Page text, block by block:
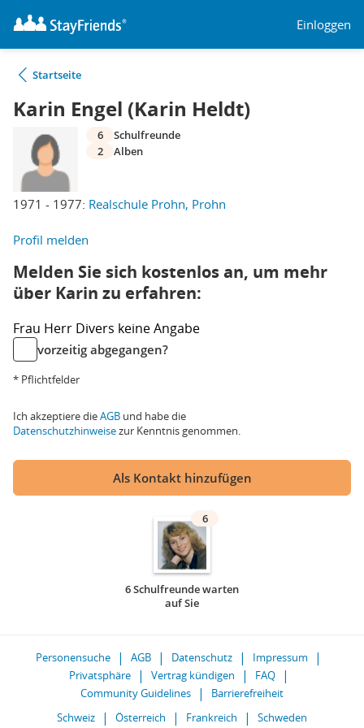
Einloggen
Startseite
Karin Engel (Karin Heldt)
1971 - 1977: Realschule Prohn, Prohn
6
Schulfreunde
2
Alben
Profil melden
Melden Sie sich kostenlos an, um mehr
über Karin zu erfahren:
Frau Herr Divers keine Angabe
vorzeitig abgegangen?
* Pflichtfelder
Ich akzeptiere dieAGB und habe die
Datenschutzhinweisezur Kenntnis genommen.
Als Kontakt hinzufügen
6
6 Schulfreunde warten
auf Sie
Personensuche AGB Datenschutz
Impressum
Privatsphäre
Vertrag kündigen
FAQ
Community Guidelines
Barrierefreiheit
Schweiz
Österreich Frankreich Schweden